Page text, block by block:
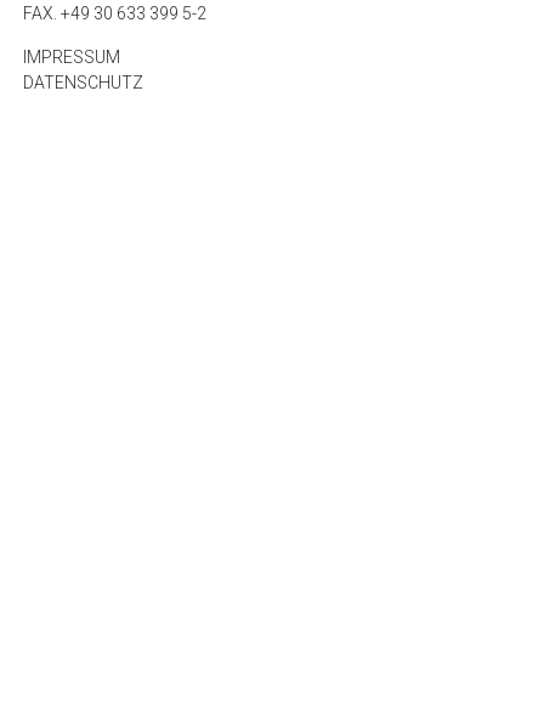
FAX. +49 30 633 399 5-2
IMPRESSUM
DATENSCHUTZ